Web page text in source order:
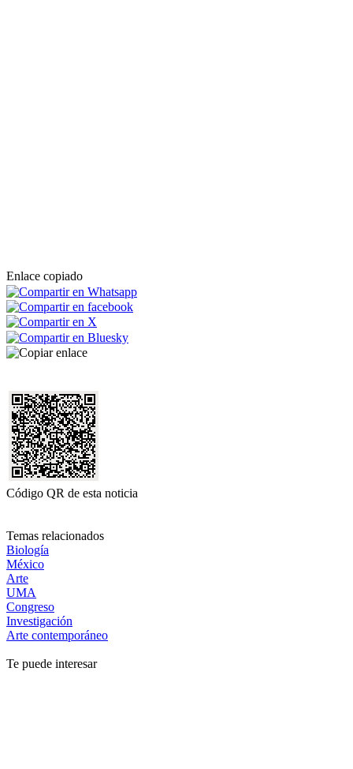
Enlace copiado
Código QR de esta noticia
Temas relacionados
Biología
México
Arte
UMA
Congreso
Investigación
Arte contemporáneo
Te puede interesar